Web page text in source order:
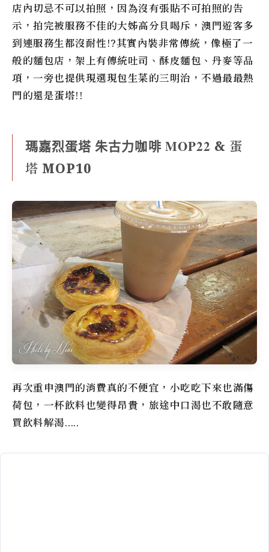
店內切忌不可以拍照，因為沒有張貼不可拍照的告
示，拍完被服務不佳的大姊高分貝喝斥，澳門遊客多
到連服務生都沒耐性!?其實內裝非常傳統，像極了一
般的麵包店，架上有傳統吐司、酥皮麵包、丹麥等品
項，一旁也提供現選現包生菜的三明治，不過最最熱
門的還是蛋塔!!
瑪嘉烈蛋塔 朱古力咖啡 MOP22 & 蛋
塔 MOP10
再次重申澳門的消費真的不便宜，小吃吃下來也滿傷
荷包，一杯飲料也變得昂貴，旅途中口渴也不敢隨意
買飲料解渴…..